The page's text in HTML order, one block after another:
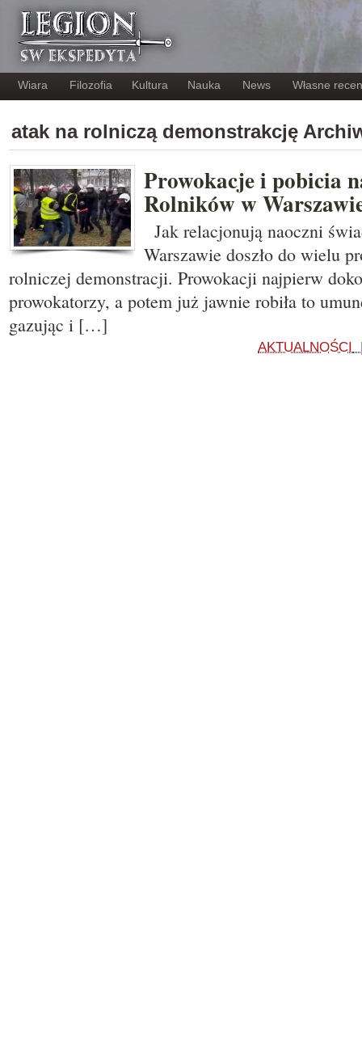
Wiara Filozofia Kultura Nauka News Własne
atak na rolniczą demonstrakcję
Prowokacje i pobicia
Rolników w
Jak relacjonują naoczni
Warszawie doszło do wielu
rolniczej demonstracji. Prowokacji najpierw
prowokatorzy, a potem już jawnie robiła to
gazując i […]
AKTUALNOŚCI